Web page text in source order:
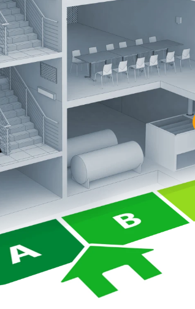
clădirii
Verificați
scurgerile